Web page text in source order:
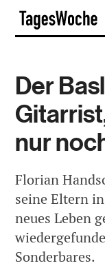
Skip
content
Der
nur
Florian
seine Eltern
neues Leben
Sonderbares.